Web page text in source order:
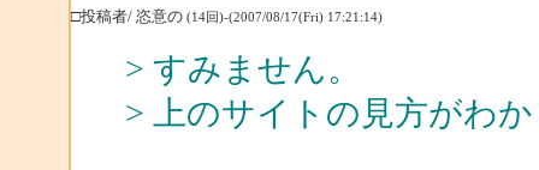
□投稿者/ 恣意の (14回)-(2007/08/17(Fri) 17:21:14)
> すみません。
> 上のサイトの見方がわ